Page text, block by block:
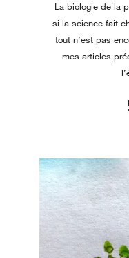
La biologie de la
si la science fait
tout n’est pas
mes articles